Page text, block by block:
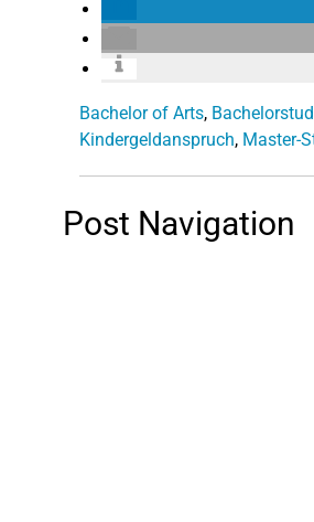
Bachelor of Arts,
Kindergeldanspruch, Master-
Post Navigation